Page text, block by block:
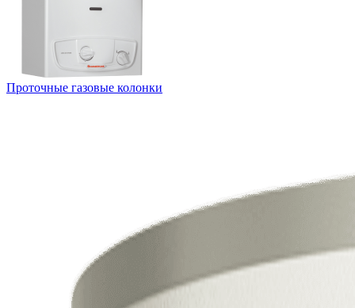
Проточные газовые колонки